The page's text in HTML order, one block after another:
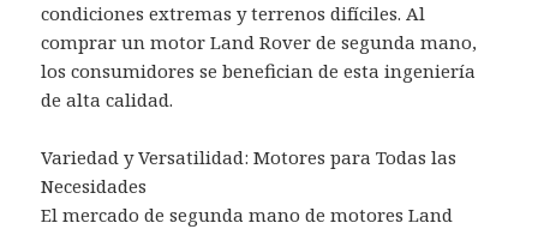
condiciones extremas y terrenos difíciles. Al
comprar un motor Land Rover de segunda mano,
los consumidores se benefician de esta ingeniería
de alta calidad.
Variedad y Versatilidad: Motores para Todas las
Necesidades
El mercado de segunda mano de motores Land